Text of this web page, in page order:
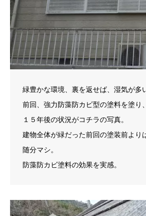
緑豊かな環境、裏を返せば、湿気が多
前回、強力防藻防カビ型の塗料を塗り、
１５年後の状況がコチラの写真。
建物全体が緑だった前回の塗装前より
随分マシ。
防藻防カビ塗料の効果を実感。